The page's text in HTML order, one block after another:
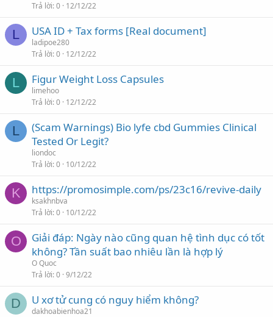
Trả lời 0 12/12/22
L USA ID + Tax forms [Real document]
ladipoe280
Trả lời 0 12/12/22
L Figur Weight Loss Capsules
limehoo
Trả lời 0 12/12/22
L
(Scam Warnings) Bio lyfe cbd Gummies Clinical
Tested Or Legit?
liondoc
Trả lời 0 10/12/22
K https://promosimple.com/ps/23c16/revive-daily
ksakhnbva
Trả lời 0 10/12/22
O
Giải đáp: Ngày nào cũng quan hệ tình dục có tốt
không? Tần suất bao nhiêu lần là hợp lý
O Quoc
Trả lời 0 9/12/22
D U xơ tử cung có nguy hiểm không?
dakhoabienhoa21